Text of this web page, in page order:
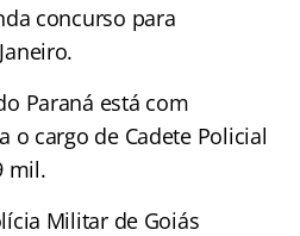
concurso para
Paraná está com
o cargo de Cadete Policial
mil.
Militar de Goiás